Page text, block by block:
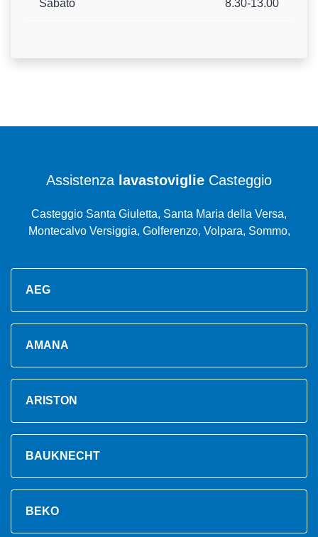
Sabato 8.30-13.00
Assistenza lavastoviglie Casteggio
Casteggio Santa Giuletta, Santa Maria della Versa,
Montecalvo Versiggia, Golferenzo, Volpara, Sommo,
AEG
AMANA
ARISTON
BAUKNECHT
BEKO